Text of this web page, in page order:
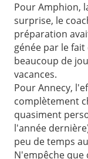
Pour Amphion,
surprise, le
préparation
génée par le
beaucoup de
vacances.
Pour Annecy,
complètement
quasiment
l'année
peu de temps
N'empêche que